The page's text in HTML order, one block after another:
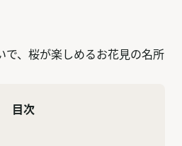
で、桜が楽しめるお花見の名所
目次